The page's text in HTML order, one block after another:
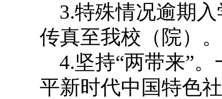
3.特殊情况逾期
传真至我校（院）。
4.坚持“两带来”
平新时代中国特色